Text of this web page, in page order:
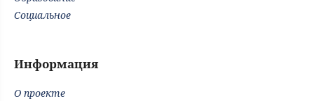
Социальное
Информация
О проекте